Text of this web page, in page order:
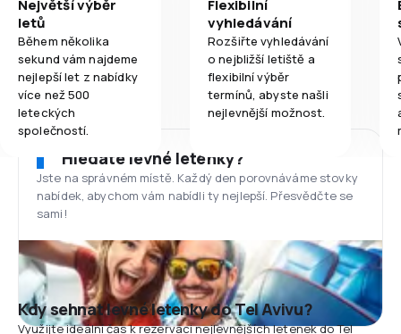
Největší výběr
letů
Během několika
sekund vám najdeme
nejlepší let z nabídky
více než 500
leteckých
společností.
Flexibilní
vyhledávání
Rozšiřte vyhledávání
o nejbližší letiště a
flexibilní výběr
termínů, abyste našli
nejlevnější možnost.
Hledáte levné letenky?
Jste na správném místě. Každý den porovnáváme stovky
nabídek, abychom vám nabídli ty nejlepší. Přesvědčte se
sami!
Kdy sehnat levné letenky do Tel Avivu?
Využijte ideální čas k rezervaci nejlevnějších letenek do Tel